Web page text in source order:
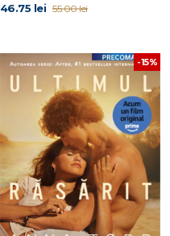
46.75 lei 55.00 lei
-15%